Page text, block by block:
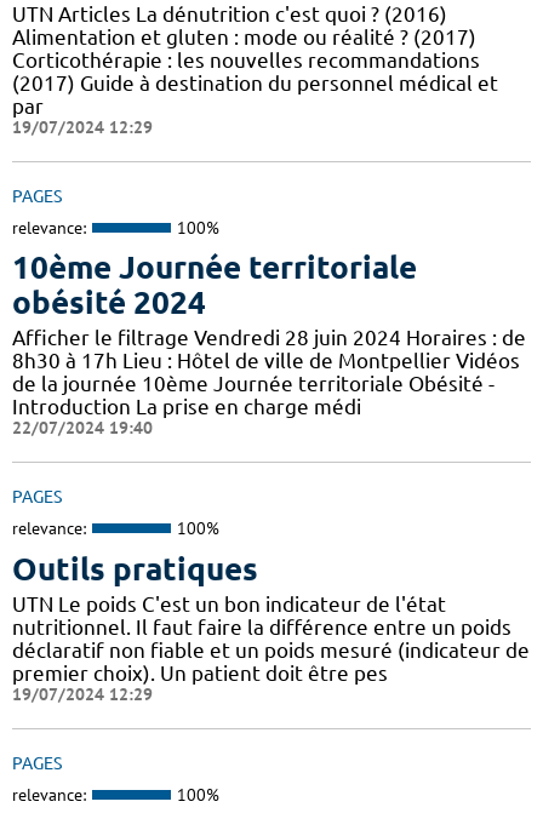
UTN Articles La dénutrition c'est quoi ? (2016)
Alimentation et gluten : mode ou réalité ? (2017)
Corticothérapie : les nouvelles recommandations
(2017) Guide à destination du personnel médical et
par
19/07/2024 12:29
PAGES
relevance: 100%
10ème Journée territoriale
obésité 2024
Afficher le filtrage Vendredi 28 juin 2024 Horaires : de
8h30 à 17h Lieu : Hôtel de ville de Montpellier Vidéos
de la journée 10ème Journée territoriale Obésité -
Introduction La prise en charge médi
22/07/2024 19:40
PAGES
relevance: 100%
Outils pratiques
UTN Le poids C'est un bon indicateur de l'état
nutritionnel. Il faut faire la différence entre un poids
déclaratif non fiable et un poids mesuré (indicateur de
premier choix). Un patient doit être pes
19/07/2024 12:29
PAGES
relevance: 100%